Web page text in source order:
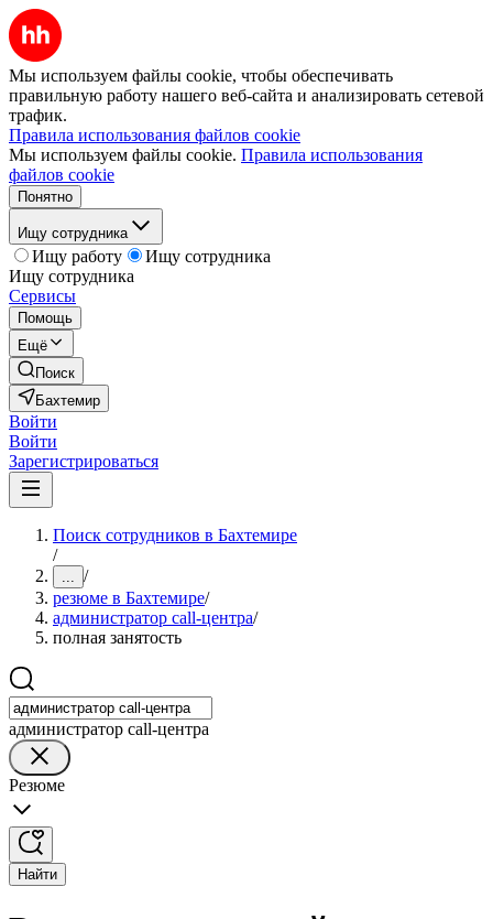
Мы используем файлы cookie, чтобы обеспечивать
правильную работу нашего веб-сайта и анализировать сетевой
трафик.
Правила использования файлов cookie
Мы используем файлы cookie. Правила использования
файлов cookie
Понятно
Ищу сотрудника
Ищу работу
Ищу сотрудника
Ищу сотрудника
Сервисы
Помощь
Ещё
Поиск
Бахтемир
Войти
Войти
Зарегистрироваться
Поиск сотрудников в Бахтемире
/
... /
резюме в Бахтемире/
администратор call-центра/
полная занятость
администратор call-центра
Резюме
Найти